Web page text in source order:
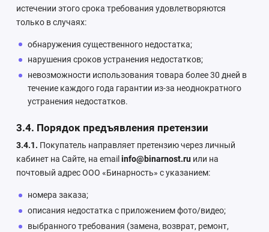
истечении этого срока требования удовлетворяются
только в случаях:
обнаружения существенного недостатка;
нарушения сроков устранения недостатков;
невозможности использования товара более 30 дней в
течение каждого года гарантии из-за неоднократного
устранения недостатков.
3.4. Порядок предъявления претензии
3.4.1. Покупатель направляет претензию через личный
кабинет на Сайте, на email info@binarnost.ruили на
почтовый адрес ООО «Бинарность» с указанием:
номера заказа;
описания недостатка с приложением фото/видео;
выбранного требования (замена, возврат, ремонт,